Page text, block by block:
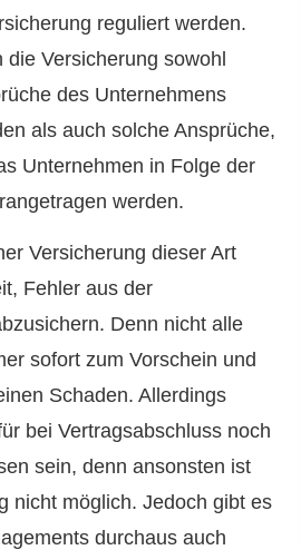
reguliert werden.
die Versicherung sowohl
des Unternehmens
als auch solche Ansprüche,
Unternehmen in Folge der
werden.
Versicherung dieser Art
Fehler aus der
Denn nicht alle
sofort zum Vorschein und
Schaden. Allerdings
bei Vertragsabschluss noch
sein, denn ansonsten ist
nicht möglich. Jedoch gibt es
durchaus auch